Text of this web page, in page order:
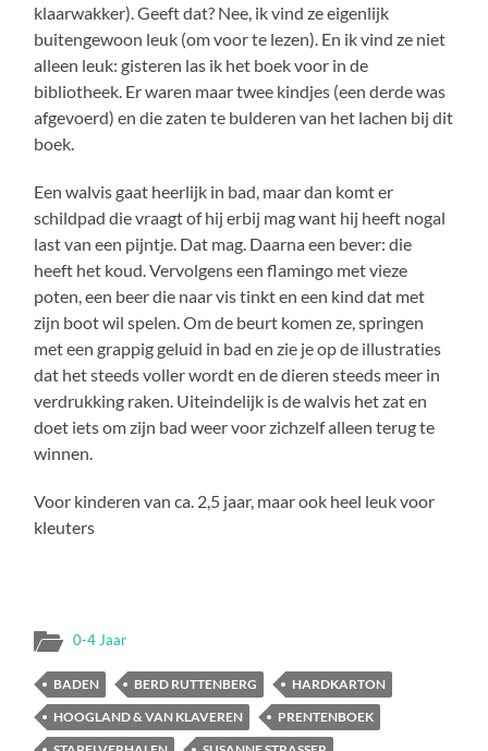
klaarwakker). Geeft dat? Nee, ik vind ze eigenlijk
buitengewoon leuk (om voor te lezen). En ik vind ze niet
alleen leuk: gisteren las ik het boek voor in de
bibliotheek. Er waren maar twee kindjes (een derde was
afgevoerd) en die zaten te bulderen van het lachen bij dit
boek.
Een walvis gaat heerlijk in bad, maar dan komt er
schildpad die vraagt of hij erbij mag want hij heeft nogal
last van een pijntje. Dat mag. Daarna een bever: die
heeft het koud. Vervolgens een flamingo met vieze
poten, een beer die naar vis tinkt en een kind dat met
zijn boot wil spelen. Om de beurt komen ze, springen
met een grappig geluid in bad en zie je op de illustraties
dat het steeds voller wordt en de dieren steeds meer in
verdrukking raken. Uiteindelijk is de walvis het zat en
doet iets om zijn bad weer voor zichzelf alleen terug te
winnen.
Voor kinderen van ca. 2,5 jaar, maar ook heel leuk voor
kleuters
0-4 Jaar
BADEN BERD RUTTENBERG
HARDKARTON
HOOGLAND & VAN KLAVEREN
PRENTENBOEK